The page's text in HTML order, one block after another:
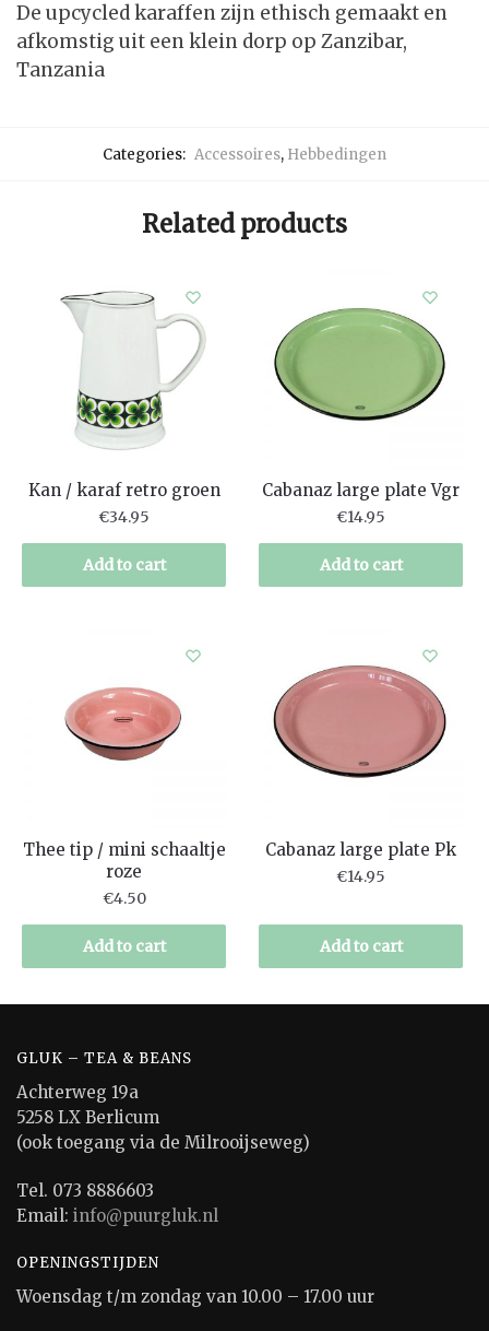
De upcycled karaffen zijn ethisch gemaakt en
afkomstig uit een klein dorp op Zanzibar,
Tanzania
Categories: Accessoires, Hebbedingen
Related products
Kan / karaf retro groen
€34.95
Add to cart
Cabanaz large plate Vgr
€14.95
Add to cart
Thee tip / mini schaaltje
roze
€4.50
Add to cart
Cabanaz large plate Pk
€14.95
Add to cart
GLUK – TEA & BEANS
Achterweg 19a
5258 LX Berlicum
(ook toegang via de Milrooijseweg)
Tel. 073 8886603
Email: info@puurgluk.nl
OPENINGSTIJDEN
Woensdag t/m zondag van 10.00 – 17.00 uur